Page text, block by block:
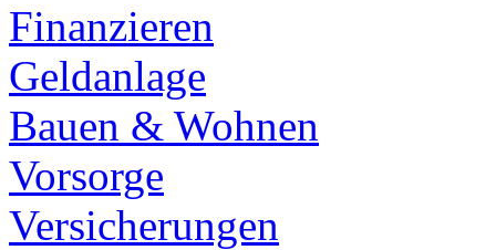
Finanzieren
Geldanlage
Bauen & Wohnen
Vorsorge
Versicherungen